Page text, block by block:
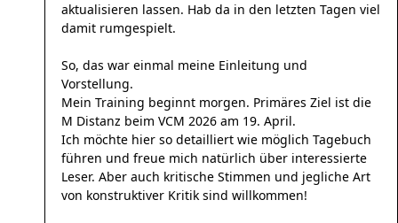
aktualisieren lassen. Hab da in den letzten Tagen viel
damit rumgespielt.
So, das war einmal meine Einleitung und
Vorstellung.
Mein Training beginnt morgen. Primäres Ziel ist die
M Distanz beim VCM 2026 am 19. April.
Ich möchte hier so detailliert wie möglich Tagebuch
führen und freue mich natürlich über interessierte
Leser. Aber auch kritische Stimmen und jegliche Art
von konstruktiver Kritik sind willkommen!